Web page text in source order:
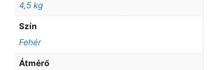
4,5 kg
Szín
Fehér
Átmérő